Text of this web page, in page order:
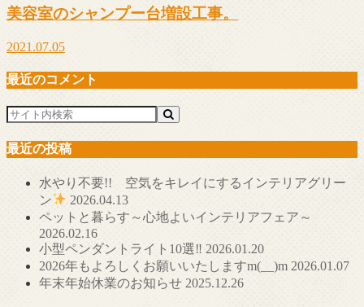
美容室のシャンプー台増設工事。
2021.07.05
最近のコメント
最近の投稿
水やり不要!! 空気をキレイにするインテリアグリー
ン
2026.04.13
ペットと暮らす～心地よいインテリアフェア～
2026.02.16
小型ペンダントライト10選‼ 2026.01.20
2026年もよろしくお願いいたしますm(__)m 2026.01.07
年末年始休業のお知らせ 2025.12.26